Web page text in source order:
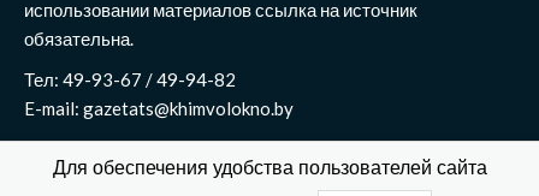
использовании материалов ссылка на источник
обязательна.
Тел: 49-93-67 / 49-94-82
E-mail: gazetats@khimvolokno.by
Для обеспечения удобства пользователей сайта